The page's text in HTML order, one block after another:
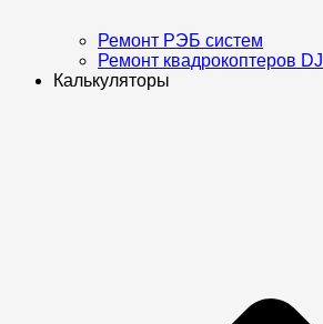
Ремонт РЭБ систем
Ремонт квадрокоптеров DJI
Калькуляторы